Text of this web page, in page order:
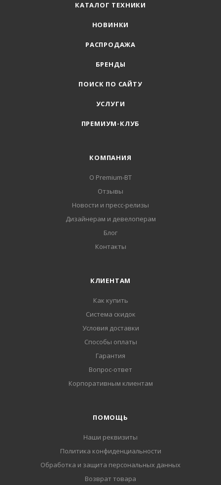
КАТАЛОГ ТЕХНИКИ
НОВИНКИ
РАСПРОДАЖА
БРЕНДЫ
ПОИСК ПО САЙТУ
УСЛУГИ
ПРЕМИУМ-КЛУБ
КОМПАНИЯ
О Premium-BT
Отзывы
Новости и пресс-релизы
Дизайнерам и девелоперам
Блог
Контакты
КЛИЕНТАМ
Как купить
Система скидок
Условия доставки
Способы оплаты
Гарантия
Вопрос-ответ
Корпоративным клиентам
ПОМОЩЬ
Наши реквизиты
Политика конфиденциальности
Обработка и защита персональных данных
Возврат товара